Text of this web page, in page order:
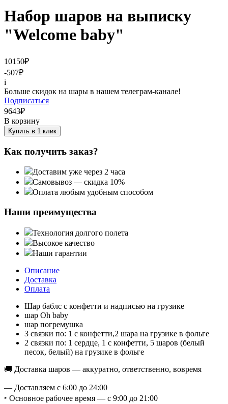
Набор шаров на выписку
"Welcome baby"
10150₽
-507₽
i
Больше скидок на шары в нашем телеграм-канале!
Подписаться
9643₽
В корзину
Купить в 1 клик
Как получить заказ?
Доставим уже через 2 часа
Самовывоз — скидка 10%
Оплата любым удобным способом
Наши преимущества
Технология долгого полета
Высокое качество
Наши гарантии
Описание
Доставка
Оплата
Шар баблс с конфетти и надписью на грузике
шар Oh baby
шар погремушка
3 связки по: 1 с конфетти,2 шара на грузике в фольге
2 связки по: 1 сердце, 1 с конфетти, 5 шаров (белый
песок, белый) на грузике в фольге
🚚 Доставка шаров — аккуратно, ответственно, вовремя
— Доставляем с 6:00 до 24:00
‣ Основное рабочее время — с 9:00 до 21:00